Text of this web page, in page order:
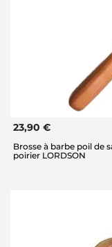
23,90 €
Brosse à barbe poil de
poirier LORDSON